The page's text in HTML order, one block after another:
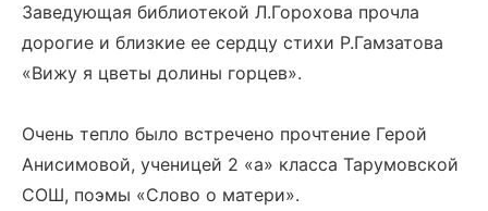
Заведующая библиотекой Л.Горохова прочла
дорогие и близкие ее сердцу стихи Р.Гамзатова
«Вижу я цветы долины горцев».
Очень тепло было встречено прочтение Герой
Анисимовой, ученицей 2 «а» класса Тарумовской
СОШ, поэмы «Слово о матери».